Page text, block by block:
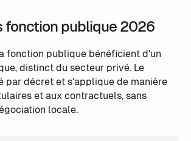
fonction publique 2026
fonction publique bénéficient d'un
distinct du secteur privé. Le
par décret et s'applique de manière
et aux contractuels, sans
locale.